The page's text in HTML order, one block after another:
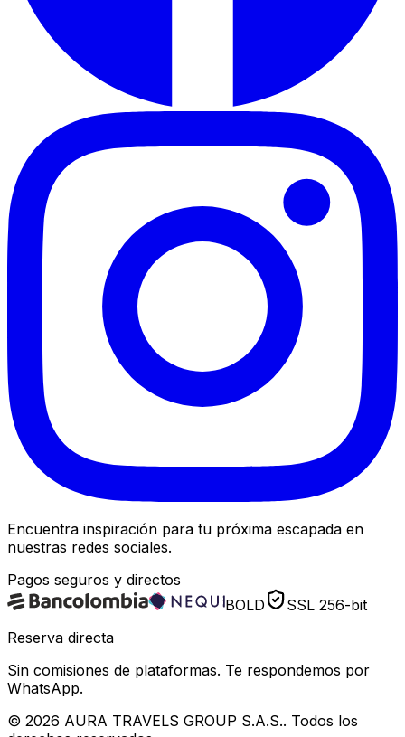
Encuentra inspiración para tu próxima escapada en
nuestras redes sociales.
Pagos seguros y directos
BOLD
SSL 256-bit
Reserva directa
Sin comisiones de plataformas. Te respondemos por
WhatsApp.
© 2026 AURA TRAVELS GROUP S.A.S.. Todos los